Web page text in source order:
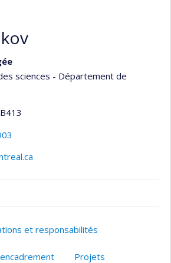
sciences - Département de
et responsabilités
Projets